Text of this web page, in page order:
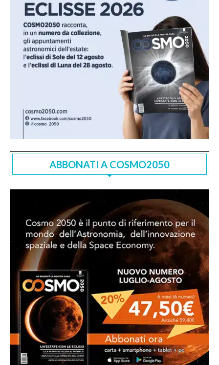
ABBONATI A COSMO2050